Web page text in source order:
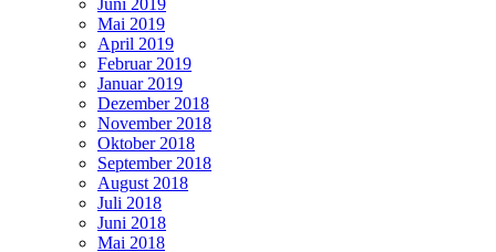
Mai 2019
April 2019
Februar 2019
Januar 2019
Dezember 2018
November 2018
Oktober 2018
September 2018
August 2018
Juli 2018
Juni 2018
Mai 2018